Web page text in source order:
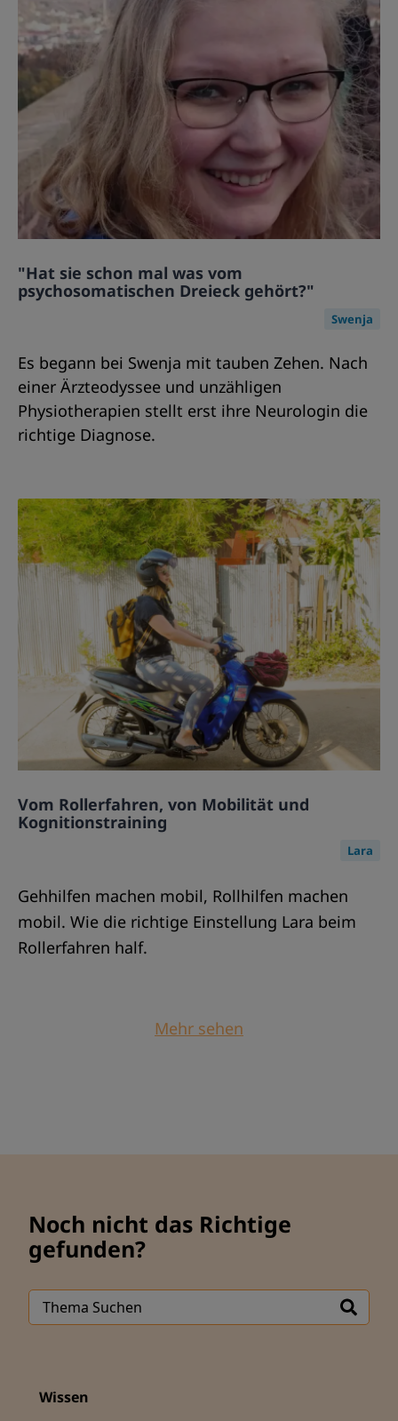
"Hat sie schon mal was vom
psychosomatischen Dreieck gehört?"
Swenja
Es begann bei Swenja mit tauben Zehen. Nach
einer Ärzteodyssee und unzähligen
Physiotherapien stellt erst ihre Neurologin die
richtige Diagnose.
Vom Rollerfahren, von Mobilität und
Kognitionstraining
Lara
Gehhilfen machen mobil, Rollhilfen machen
mobil. Wie die richtige Einstellung Lara beim
Rollerfahren half.
Mehr sehen
Noch nicht das Richtige
gefunden?
Wissen